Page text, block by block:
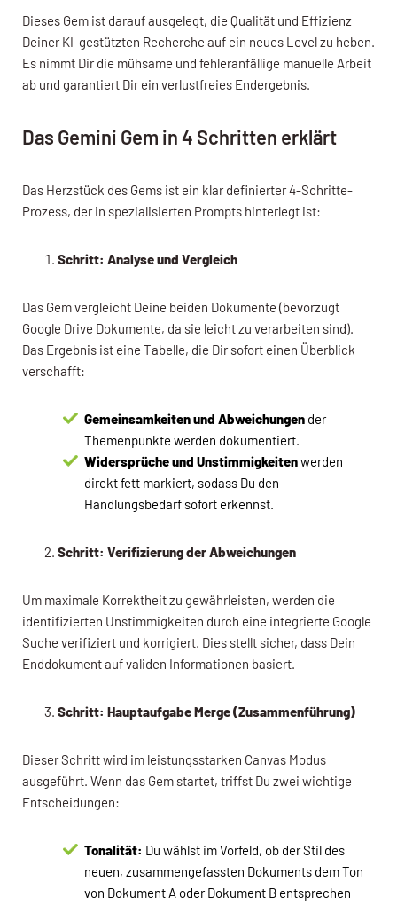
Dieses Gem ist darauf ausgelegt, die Qualität und Effizienz
Deiner KI-gestützten Recherche auf ein neues Level zu heben.
Es nimmt Dir die mühsame und fehleranfällige manuelle Arbeit
ab und garantiert Dir ein verlustfreies Endergebnis.
Das Gemini Gem in 4 Schritten erklärt
Das Herzstück des Gems ist ein klar definierter 4-Schritte-
Prozess, der in spezialisierten Prompts hinterlegt ist:
Schritt: Analyse und Vergleich
Das Gem vergleicht Deine beiden Dokumente (bevorzugt
Google Drive Dokumente, da sie leicht zu verarbeiten sind).
Das Ergebnis ist eine Tabelle, die Dir sofort einen Überblick
verschafft:
Gemeinsamkeiten und Abweichungen der
Themenpunkte werden dokumentiert.
Widersprüche und Unstimmigkeitenwerden
direkt fett markiert, sodass Du den
Handlungsbedarf sofort erkennst.
Schritt: Verifizierung der Abweichungen
Um maximale Korrektheit zu gewährleisten, werden die
identifizierten Unstimmigkeiten durch eine integrierte Google
Suche verifiziert und korrigiert. Dies stellt sicher, dass Dein
Enddokument auf validen Informationen basiert.
Schritt: Hauptaufgabe Merge (Zusammenführung)
Dieser Schritt wird im leistungsstarken Canvas Modus
ausgeführt. Wenn das Gem startet, triffst Du zwei wichtige
Entscheidungen:
Tonalität: Du wählst im Vorfeld, ob der Stil des
neuen, zusammengefassten Dokuments dem Ton
von Dokument A oder Dokument B entsprechen